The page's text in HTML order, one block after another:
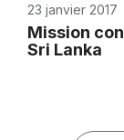
23 janvier 2017
Mission
Sri Lanka